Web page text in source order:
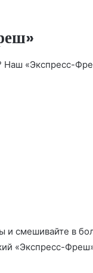
«Экспресс-
и смешивайте в
«Экспресс-Фреш»